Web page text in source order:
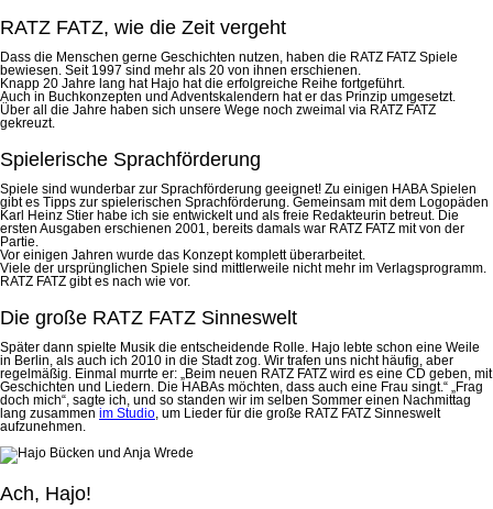
RATZ FATZ, wie die Zeit vergeht
Dass die Menschen gerne Geschichten nutzen, haben die RATZ FATZ Spiele
bewiesen. Seit 1997 sind mehr als 20 von ihnen erschienen.
Knapp 20 Jahre lang hat Hajo hat die erfolgreiche Reihe fortgeführt.
Auch in Buchkonzepten und Adventskalendern hat er das Prinzip umgesetzt.
Über all die Jahre haben sich unsere Wege noch zweimal via RATZ FATZ
gekreuzt.
Spielerische Sprachförderung
Spiele sind wunderbar zur Sprachförderung geeignet! Zu einigen HABA Spielen
gibt es Tipps zur spielerischen Sprachförderung. Gemeinsam mit dem Logopäden
Karl Heinz Stier habe ich sie entwickelt und als freie Redakteurin betreut. Die
ersten Ausgaben erschienen 2001, bereits damals war RATZ FATZ mit von der
Partie.
Vor einigen Jahren wurde das Konzept komplett überarbeitet.
Viele der ursprünglichen Spiele sind mittlerweile nicht mehr im Verlagsprogramm.
RATZ FATZ gibt es nach wie vor.
Die große RATZ FATZ Sinneswelt
Später dann spielte Musik die entscheidende Rolle. Hajo lebte schon eine Weile
in Berlin, als auch ich 2010 in die Stadt zog. Wir trafen uns nicht häufig, aber
regelmäßig. Einmal murrte er: „Beim neuen RATZ FATZ wird es eine CD geben, mit
Geschichten und Liedern. Die HABAs möchten, dass auch eine Frau singt.“ „Frag
doch mich“, sagte ich, und so standen wir im selben Sommer einen Nachmittag
lang zusammen im Studio, um Lieder für die große RATZ FATZ Sinneswelt
aufzunehmen.
Ach, Hajo!